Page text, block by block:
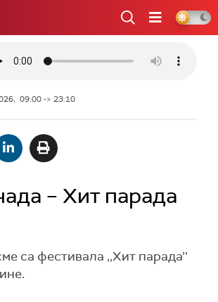
09:00 -> 23:10
– Хит парада
са фестивала ,,Хит парада’’